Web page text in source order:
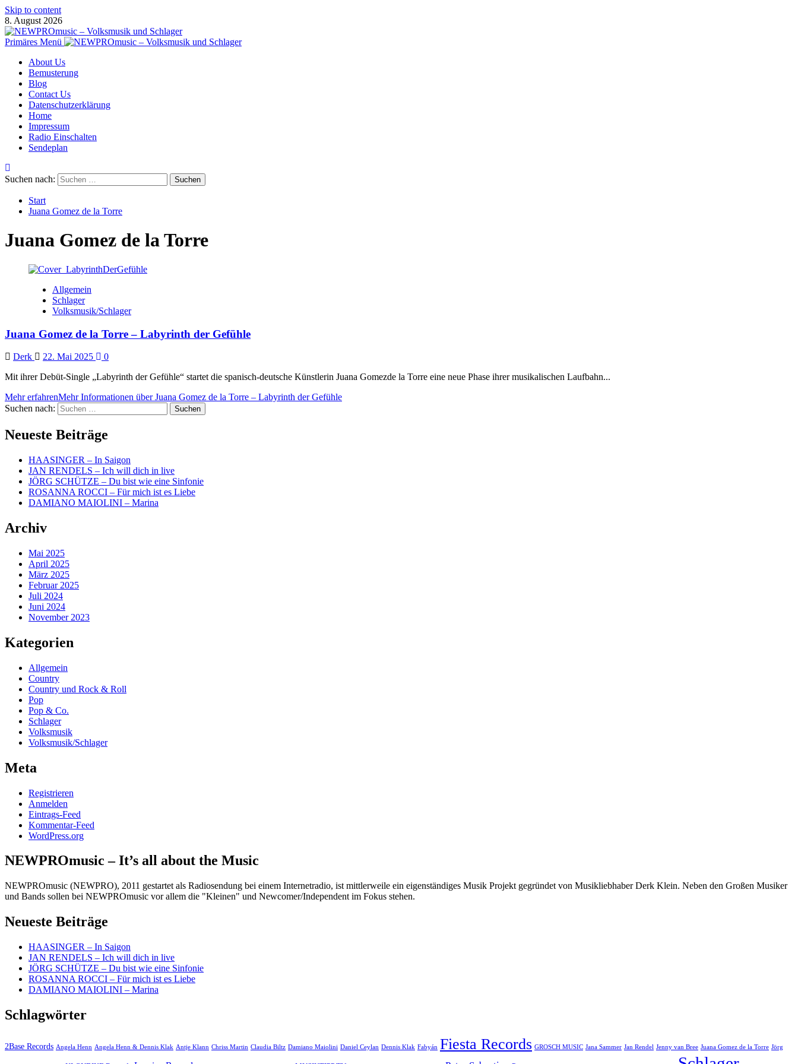
Skip to content
8. August 2026
Primäres Menü
About Us
Bemusterung
Blog
Contact Us
Datenschutzerklärung
Home
Impressum
Radio Einschalten
Sendeplan
Suchen nach:
Start
Juana Gomez de la Torre
Juana Gomez de la Torre
Allgemein
Schlager
Volksmusik/Schlager
Juana Gomez de la Torre – Labyrinth der Gefühle
Derk 22. Mai 2025
0
Mit ihrer Debüt-Single „Labyrinth der Gefühle“ startet die spanisch-deutsche Künstlerin Juana Gomezde la Torre eine neue Phase ihrer musikalischen Laufbahn...
Mehr erfahrenMehr Informationen über Juana Gomez de la Torre – Labyrinth der Gefühle
Suchen nach:
Neueste Beiträge
HAASINGER – In Saigon
JAN RENDELS – Ich will dich in live
JÖRG SCHÜTZE – Du bist wie eine Sinfonie
ROSANNA ROCCI – Für mich ist es Liebe
DAMIANO MAIOLINI – Marina
Archiv
Mai 2025
April 2025
März 2025
Februar 2025
Juli 2024
Juni 2024
November 2023
Kategorien
Allgemein
Country
Country und Rock & Roll
Pop
Pop & Co.
Schlager
Volksmusik
Volksmusik/Schlager
Meta
Registrieren
Anmelden
Eintrags-Feed
Kommentar-Feed
WordPress.org
NEWPROmusic – It’s all about the Music
NEWPROmusic (NEWPRO), 2011 gestartet als Radiosendung bei einem Internetradio, ist mittlerweile ein eigenständiges Musik Projekt gegründet von Musikliebhaber Derk Klein. Neben den Großen Musiker
und Bands sollen bei NEWPROmusic vor allem die "Kleinen" und Newcomer/Independent im Fokus stehen.
Neueste Beiträge
HAASINGER – In Saigon
JAN RENDELS – Ich will dich in live
JÖRG SCHÜTZE – Du bist wie eine Sinfonie
ROSANNA ROCCI – Für mich ist es Liebe
DAMIANO MAIOLINI – Marina
Schlagwörter
2Base Records Angela Henn Angela Henn & Dennis Klak Antje Klann Chriss Martin Claudia Biltz Damiano Maiolini Daniel Ceylan Dennis Klak Fabyán Fiesta Records GROSCH MUSIC Jana Sammer Jan Rendel Jenny van Bree Juana Gomez de la Torre Jörg